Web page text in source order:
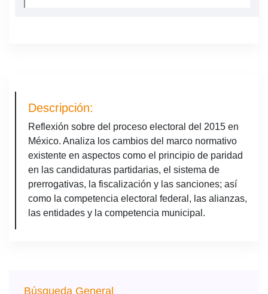
Descripción:
Reflexión sobre del proceso electoral del 2015 en
México. Analiza los cambios del marco normativo
existente en aspectos como el principio de paridad
en las candidaturas partidarias, el sistema de
prerrogativas, la fiscalización y las sanciones; así
como la competencia electoral federal, las alianzas,
las entidades y la competencia municipal.
Búsqueda General